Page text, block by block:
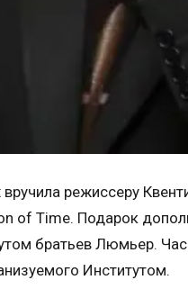
режиссеру
of Time. Подарок
братьев Люмьер.
Институтом.